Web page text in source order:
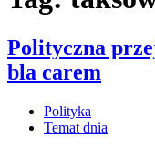
Polityczna
bla carem
Polityka
Temat dnia